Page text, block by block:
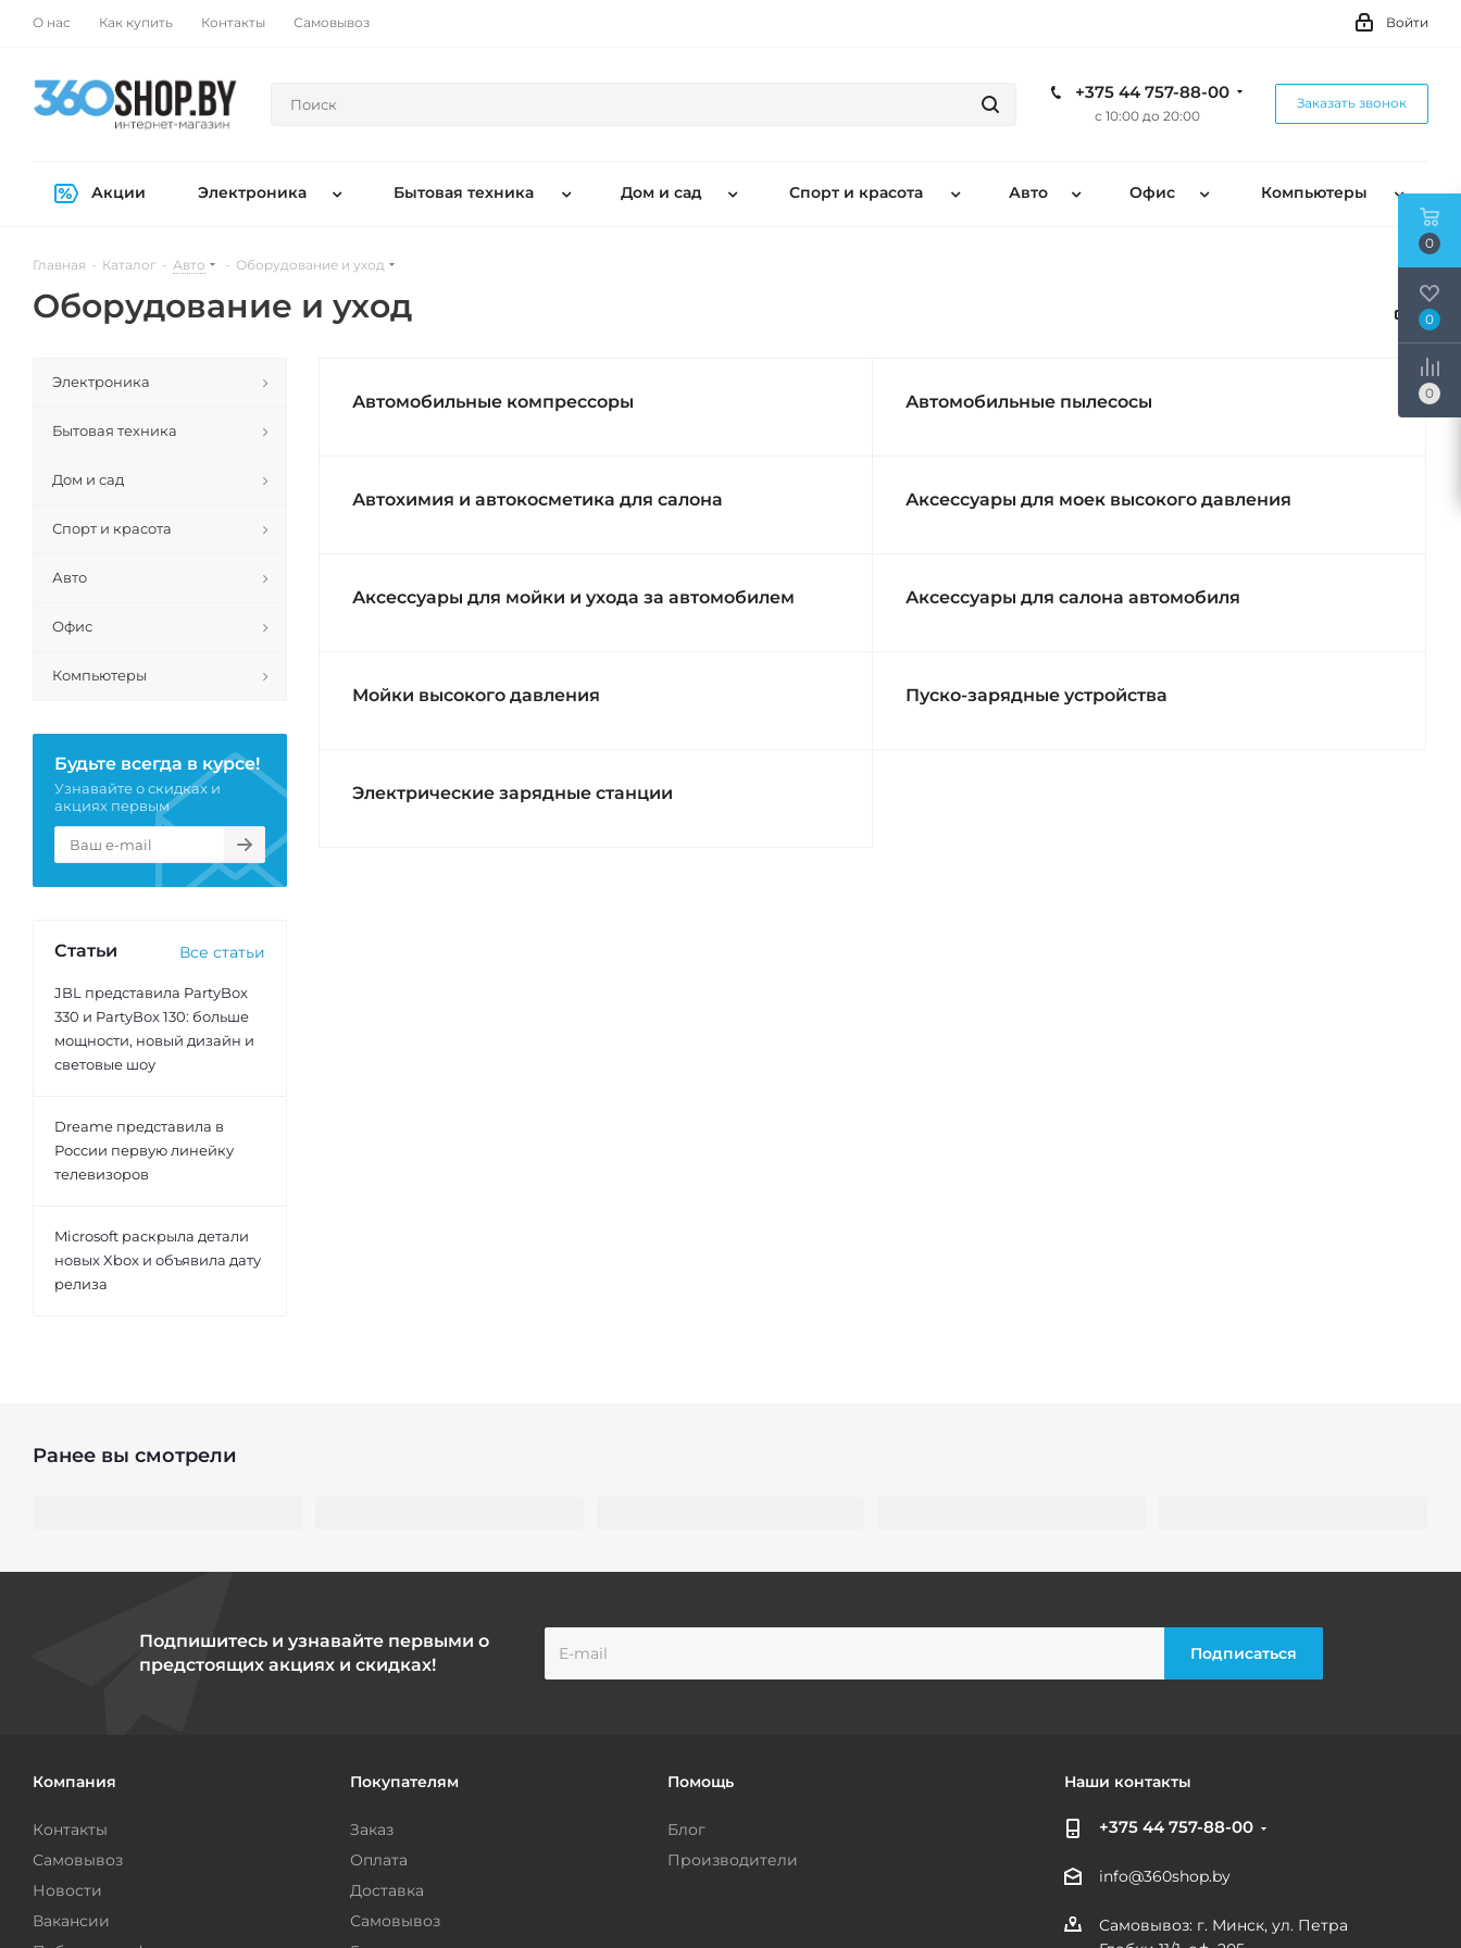
О нас Как купить Контакты Самовывоз Войти
+375 44 757-88-00
с 10:00 до 20:00
Заказать звонок
Акции Электроника Бытовая техника Дом и сад Спорт и красота Авто Офис Компьютеры
Главная - Каталог - Авто - Оборудование и уход
Оборудование и уход
Автомобильные компрессоры Автомобильные пылесосы
Автохимия и автокосметика для салона Аксессуары для моек высокого давления
Аксессуары для мойки и ухода за автомобилем Аксессуары для салона автомобиля
Мойки высокого давления Пуско-зарядные устройства
Электрические зарядные станции
Электроника
Бытовая техника
Дом и сад
Спорт и красота
Авто
Офис
Компьютеры
Будьте всегда в курсе!
Узнавайте о скидках и
акциях первым
Статьи Все статьи
JBL представила PartyBox
330 и PartyBox 130: больше
мощности, новый дизайн и
световые шоу
Dreame представила в
России первую линейку
телевизоров
Microsoft раскрыла детали
новых Xbox и объявила дату
релиза
Ранее вы смотрели
Подпишитесь и узнавайте первыми о
предстоящих акциях и скидках!
Компания
Контакты
Самовывоз
Новости
Вакансии
Покупателям
Заказ
Оплата
Доставка
Самовывоз
Помощь
Блог
Производители
Наши контакты
+375 44 757-88-00
info@360shop.by
Самовывоз: г. Минск, ул. Петра
0
0
0